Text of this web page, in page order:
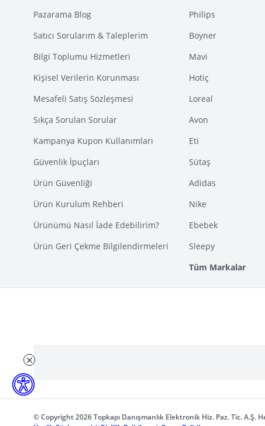
Pazarama Blog
Satıcı Sorularım & Taleplerim
Bilgi Toplumu Hizmetleri
Kişisel Verilerin Korunması
Mesafeli Satış Sözleşmesi
Sıkça Sorulan Sorular
Kampanya Kupon Kullanımları
Güvenlik İpuçları
Ürün Güvenliği
Ürün Kurulum Rehberi
Ürünümü Nasıl İade Edebilirim?
Ürün Geri Çekme Bilgilendirmeleri
Philips
Boyner
Mavi
Hotiç
Loreal
Avon
Eti
Sütaş
Adidas
Nike
Ebebek
Sleepy
Tüm Markalar
© Copyright 2026 Topkapı Danışmanlık Elektronik Hiz. Paz. Tic. A.Ş.